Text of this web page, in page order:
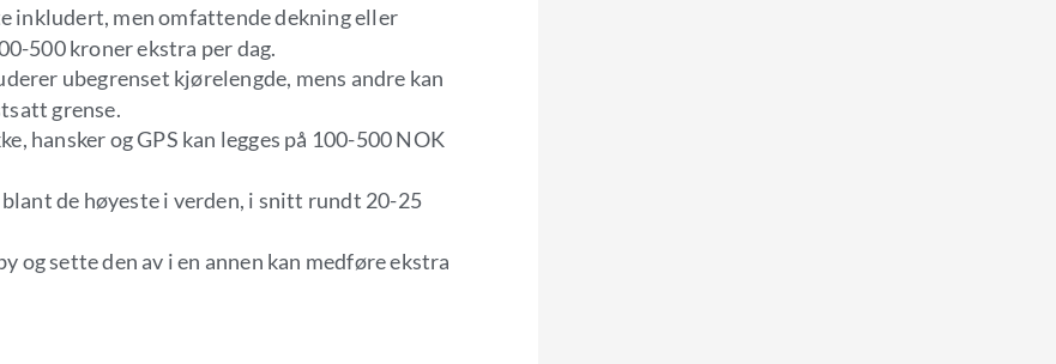
inkludert, men omfattende dekning eller
500 kroner ekstra per dag.
ubegrenset kjørelengde, mens andre kan
grense.
hansker og GPS kan legges på 100-500 NOK
de høyeste i verden, i snitt rundt 20-25
og sette den av i en annen kan medføre ekstra